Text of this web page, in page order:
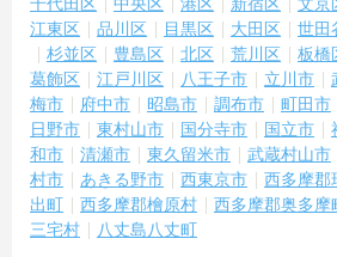
江東区
品川区 目黒区 大田区 世田
杉並区
豊島区 北区 荒川区 板橋
葛飾区
江戸川区 八王子市 立川市
梅市
府中市 昭島市 調布市 町田市
日野市
東村山市 国分寺市 国立市
和市
清瀬市 東久留米市 武蔵村山市
村市
あきる野市 西東京市 西多摩郡
出町
西多摩郡檜原村 西多摩郡奥多摩
三宅村
八丈島八丈町